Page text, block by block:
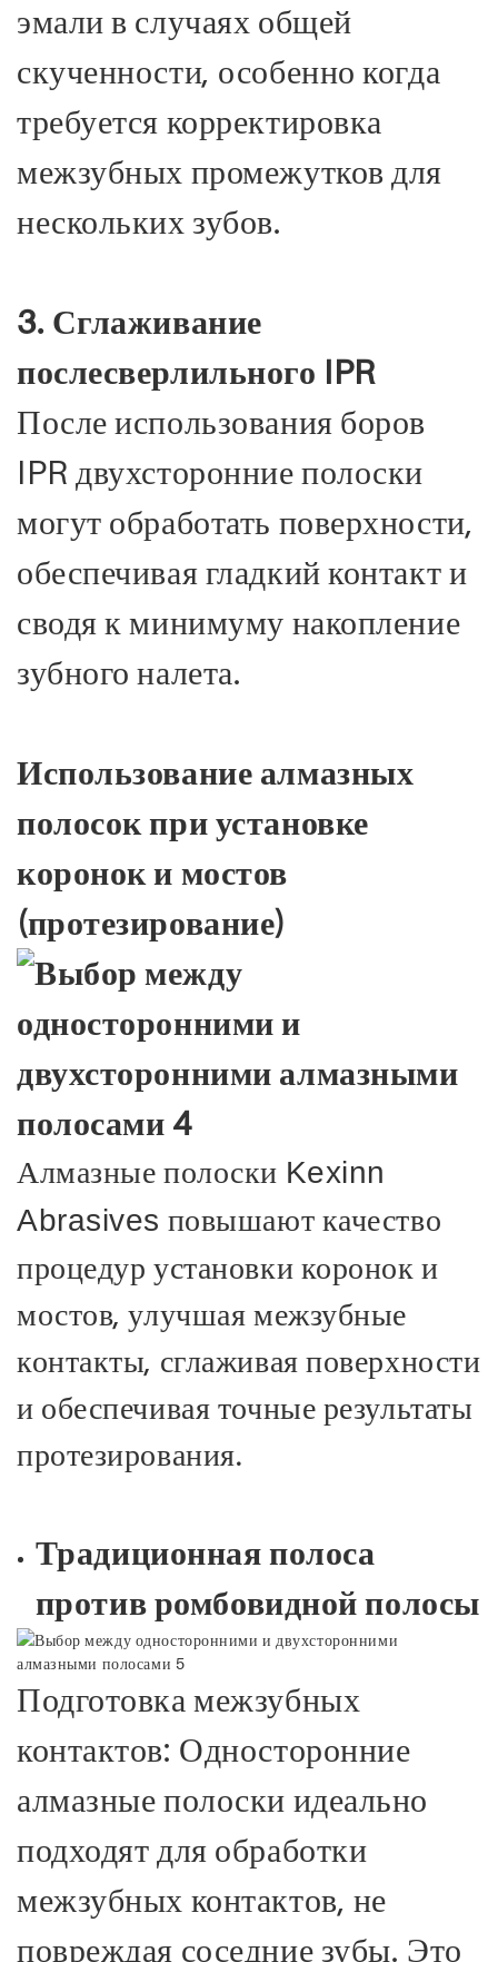
эмали в случаях общей
скученности, особенно когда
требуется корректировка
межзубных промежутков для
нескольких зубов.
3. Сглаживание
послесверлильного IPR
После использования боров
IPR двухсторонние полоски
могут обработать поверхности,
обеспечивая гладкий контакт и
сводя к минимуму накопление
зубного налета.
Использование алмазных
полосок при установке
коронок и мостов
(протезирование)
Алмазные полоски Kexinn
Abrasives повышают качество
процедур установки коронок и
мостов, улучшая межзубные
контакты, сглаживая поверхности
и обеспечивая точные результаты
протезирования.
Традиционная полоса
против ромбовидной полосы
Подготовка межзубных
контактов: Односторонние
алмазные полоски идеально
подходят для обработки
межзубных контактов, не
повреждая соседние зубы. Это